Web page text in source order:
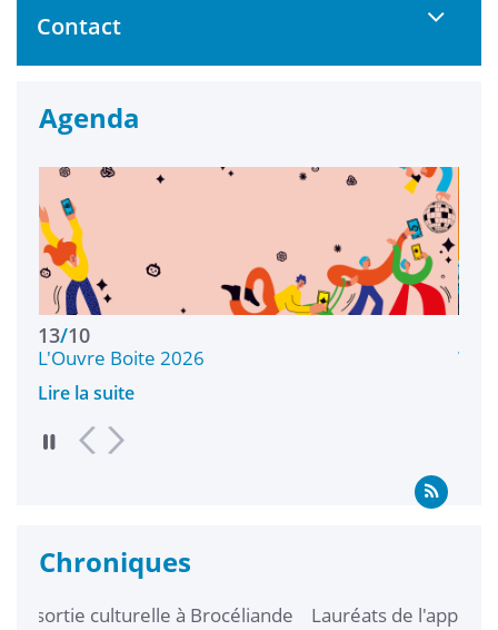
Contact
Agenda
Welcome Deiz - Campus de Vannes
Chroniques
Lauréats de l'appel à projets l'Agitateur saison 5